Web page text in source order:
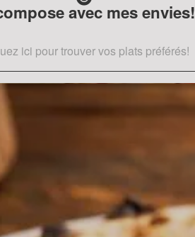
avec mes envies!
ici pour trouver vos plats préférés!